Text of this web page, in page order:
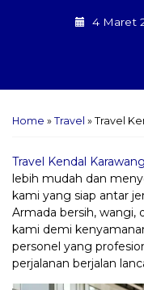
4 Maret
Home » Travel » Travel
Travel Kendal Karawang
lebih mudah dan
kami yang siap antar
Armada bersih, wangi,
kami demi
personel yang
perjalanan berjalan